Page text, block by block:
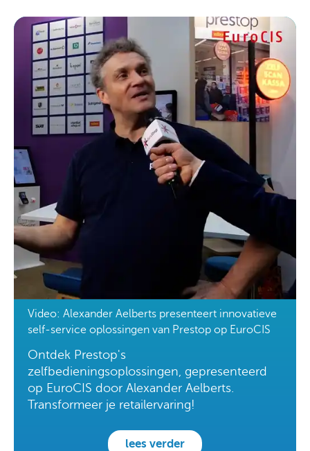
Video: Alexander Aelberts presenteert innovatieve
self-service oplossingen van Prestop op EuroCIS
Ontdek Prestop's
zelfbedieningsoplossingen, gepresenteerd
op EuroCIS door Alexander Aelberts.
Transformeer je retailervaring!
lees verder